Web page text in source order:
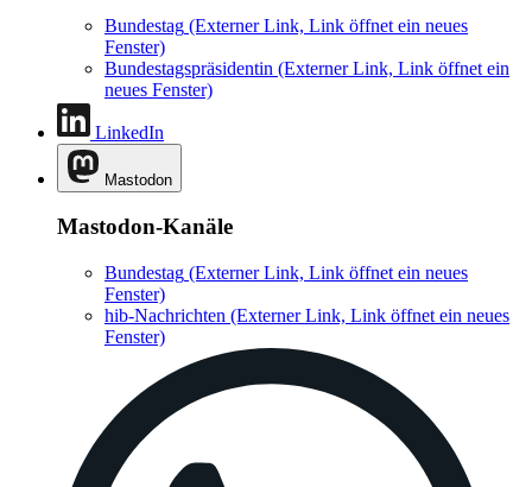
Bundestag (Externer Link, Link öffnet ein neues
Fenster)
Bundestagspräsidentin (Externer Link, Link öffnet ein
neues Fenster)
LinkedIn
Mastodon
Mastodon-Kanäle
Bundestag (Externer Link, Link öffnet ein neues
Fenster)
hib-Nachrichten (Externer Link, Link öffnet ein neues
Fenster)